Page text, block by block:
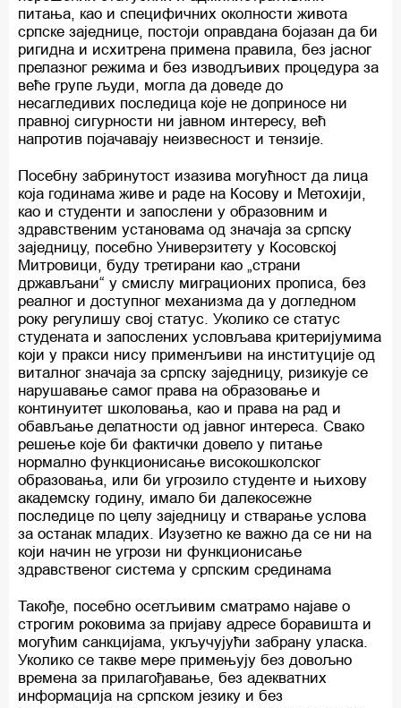
питања, као и специфичних околности живота
српске заједнице, постоји оправдана бојазан да би
ригидна и исхитрена примена правила, без јасног
прелазног режима и без изводљивих процедура за
веће групе људи, могла да доведе до
несагледивих последица које не доприносе ни
правној сигурности ни јавном интересу, већ
напротив појачавају неизвесност и тензије.
Посебну забринутост изазива могућност да лица
која годинама живе и раде на Косову и Метохији,
као и студенти и запослени у образовним и
здравственим установама од значаја за српску
заједницу, посебно Универзитету у Косовској
Митровици, буду третирани као „страни
држављани“ у смислу миграционих прописа, без
реалног и доступног механизма да у догледном
року регулишу свој статус. Уколико се статус
студената и запослених условљава критеријумима
који у пракси нису применљиви на институције од
виталног значаја за српску заједницу, ризикује се
нарушавање самог права на образовање и
континуитет школовања, као и права на рад и
обављање делатности од јавног интереса. Свако
решење које би фактички довело у питање
нормално функционисање високошколског
образовања, или би угрозило студенте и њихову
академску годину, имало би далекосежне
последице по целу заједницу и стварање услова
за останак младих. Изузетно ке важно да се ни на
који начин не угрози ни функционисање
здравственог система у српским срединама
Такође, посебно осетљивим сматрамо најаве о
строгим роковима за пријаву адресе боравишта и
могућим санкцијама, укључујући забрану уласка.
Уколико се такве мере примењују без довољно
времена за прилагођавање, без адекватних
информација на српском језику и без